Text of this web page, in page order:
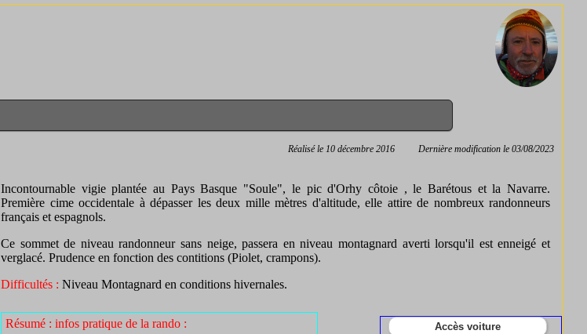
Dernière modification le 03/08/2023
Réalisé le 10 décembre 2016
Incontournable vigie plantée au Pays Basque "Soule", le pic d'Orhy côtoie , le Barétous et la Navarre.
Première cime occidentale à dépasser les deux mille mètres d'altitude, elle attire de nombreux randonneurs
français et espagnols.
Ce sommet de niveau randonneur sans neige, passera en niveau montagnard averti lorsqu'il est enneigé et
verglacé. Prudence en fonction des contitions (Piolet, crampons).
Difficultés : Niveau Montagnard en conditions hivernales.
Résumé : infos pratique de la rando :
Accès voiture